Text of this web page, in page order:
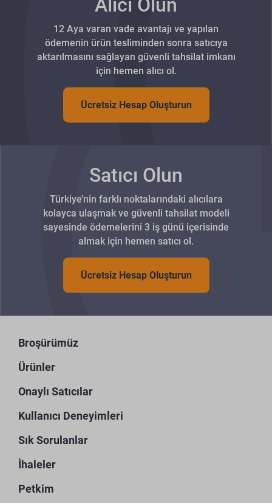
12 Aya varan vade avantajı ve yapılan
ödemenin ürün tesliminden sonra satıcıya
aktarılmasını sağlayan güvenli tahsilat imkanı
için hemen alıcı ol.
Ücretsiz Hesap Oluşturun
Satıcı Olun
Türkiye’nin farklı noktalarındaki alıcılara
kolayca ulaşmak ve güvenli tahsilat modeli
sayesinde ödemelerini 3 iş günü içerisinde
almak için hemen satıcı ol.
Ücretsiz Hesap Oluşturun
Broşürümüz
Ürünler
Onaylı Satıcılar
Kullanıcı Deneyimleri
Sık Sorulanlar
İhaleler
Petkim